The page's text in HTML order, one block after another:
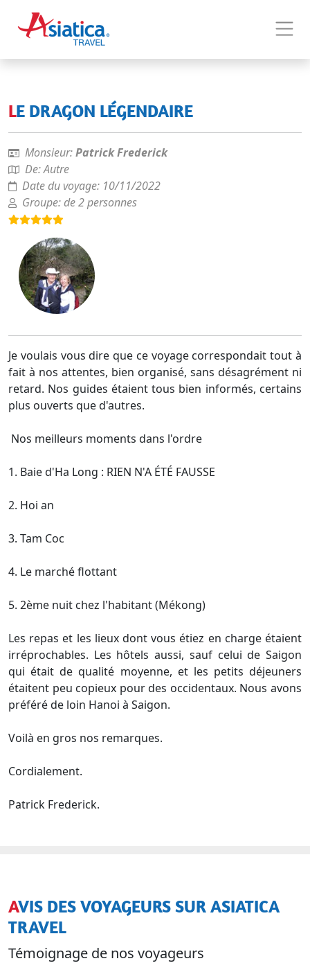
LE DRAGON LÉGENDAIRE
Monsieur:Patrick Frederick
De:Autre
Date du voyage: 10/11/2022
Groupe:de 2 personnes
Je voulais vous dire que ce voyage correspondait tout à
fait à nos attentes, bien organisé, sans désagrément ni
retard. Nos guides étaient tous bien informés, certains
plus ouverts que d'autres.
Nos meilleurs moments dans l'ordre
1. Baie d'Ha Long : RIEN N'A ÉTÉ FAUSSE
2. Hoi an
3. Tam Coc
4. Le marché flottant
5. 2ème nuit chez l'habitant (Mékong)
Les repas et les lieux dont vous étiez en charge étaient
irréprochables. Les hôtels aussi, sauf celui de Saigon
qui était de qualité moyenne, et les petits déjeuners
étaitent peu copieux pour des occidentaux. Nous avons
préféré de loin Hanoi à Saigon.
Voilà en gros nos remarques.
Cordialement.
Patrick Frederick.
AVIS DES VOYAGEURS SUR ASIATICA
TRAVEL
Témoignage de nos voyageurs